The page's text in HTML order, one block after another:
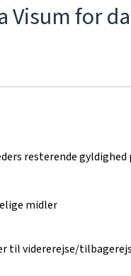
for
resterende gyldighed
midler
til vidererejse/